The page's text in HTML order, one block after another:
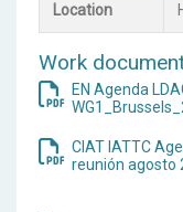
Work
EN Agenda
CIAT IATTC
reunión agosto
Location